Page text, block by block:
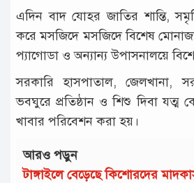
এদিন বাদ যোহর জাতির শান্তি,
করে মসজিদে মসজিদে বিশেষ
প্যাগোডা ও অন্যান্য উপাসনালয়ে
সরকারি হাসপাতাল, জেলখানা,
ভবঘুরে প্রতিষ্ঠান ও শিশু দিবা যত্ম
খাবার পরিবেশন করা হয়।
আরও পড়ুন
টাঙ্গাইলে বেড়েছে কিশোরদের